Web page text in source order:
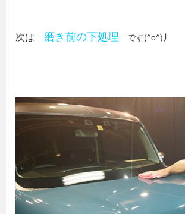
次は 磨き前の下処理 です(^o^)丿